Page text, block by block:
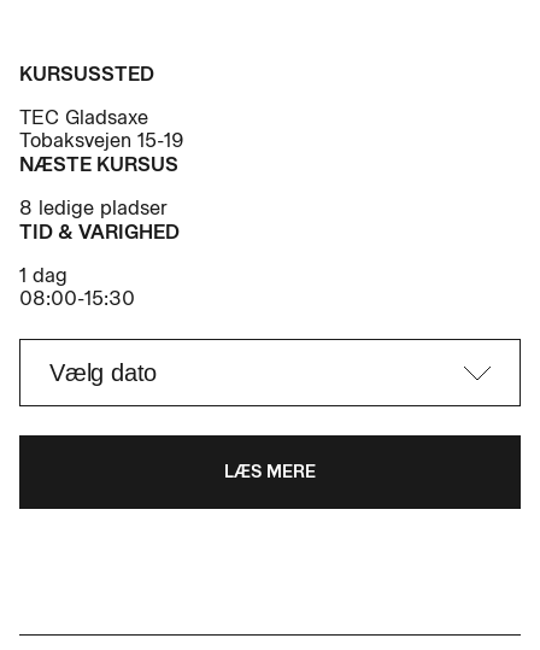
KURSUSSTED
TEC Gladsaxe
Tobaksvejen 15-19
NÆSTE KURSUS
8 ledige pladser
TID & VARIGHED
1 dag
08:00-15:30
LÆS MERE